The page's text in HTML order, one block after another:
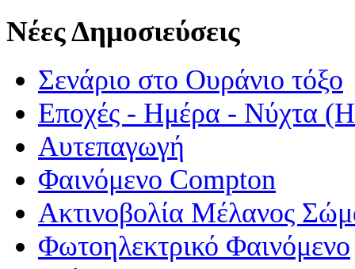
Νέες Δημοσιεύσεις
Σενάριο στο Ουράνιο τόξο
Εποχές - Ημέρα - Νύχτα
Αυτεπαγωγή
Φαινόμενο Compton
Ακτινοβολία Μέλανος
Φωτοηλεκτρικό Φαινόμενο